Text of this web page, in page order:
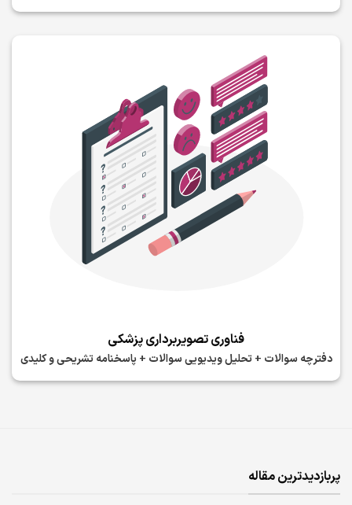
فناوری تصویربرداری پزشکی
دفترچه سوالات + تحلیل ویدیویی سوالات + پاسخنامه تشریحی و کلیدی
پربازدیدترین مقاله